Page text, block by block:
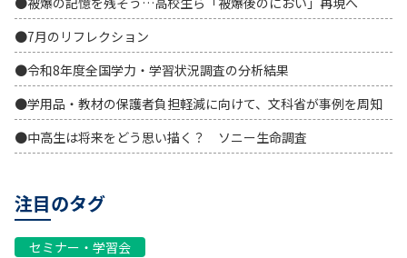
●7月のリフレクション
●令和8年度全国学力・学習状況調査の分析結果
●学用品・教材の保護者負担軽減に向けて、文科省が事例を周知
●中高生は将来をどう思い描く？ ソニー生命調査
注目のタグ
セミナー・学習会